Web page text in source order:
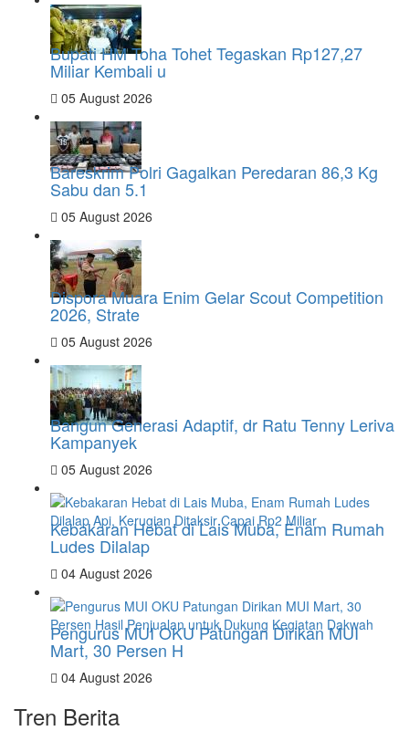
Bupati HM Toha Tohet Tegaskan Rp127,27
Miliar Kembali u
05 August 2026
Bareskrim Polri Gagalkan Peredaran 86,3 Kg
Sabu dan 5.1
05 August 2026
Dispora Muara Enim Gelar Scout Competition
2026, Strate
05 August 2026
Bangun Generasi Adaptif, dr Ratu Tenny Leriva
Kampanyek
05 August 2026
Kebakaran Hebat di Lais Muba, Enam Rumah
Ludes Dilalap
04 August 2026
Pengurus MUI OKU Patungan Dirikan MUI
Mart, 30 Persen H
04 August 2026
Tren Berita